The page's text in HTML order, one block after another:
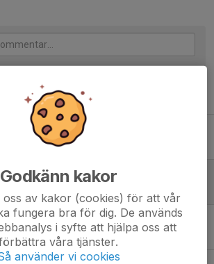
år, Täby Volley skriver historia!
cupfeber för Täby Volley i Örebro!
Godkänn kakor
oss av kakor (cookies) för att vår
fungera bra för dig. De används
i syfte att hjälpa oss att
våra tjänster.
använder vi cookies